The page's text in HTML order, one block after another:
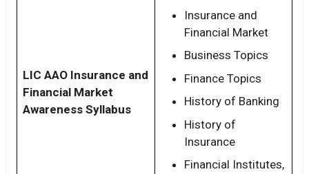
LIC AAO Insurance and
Financial Market
Awareness Syllabus
Insurance and
Financial Market
Business Topics
Finance Topics
History of Banking
History of
Insurance
Financial Institutes,